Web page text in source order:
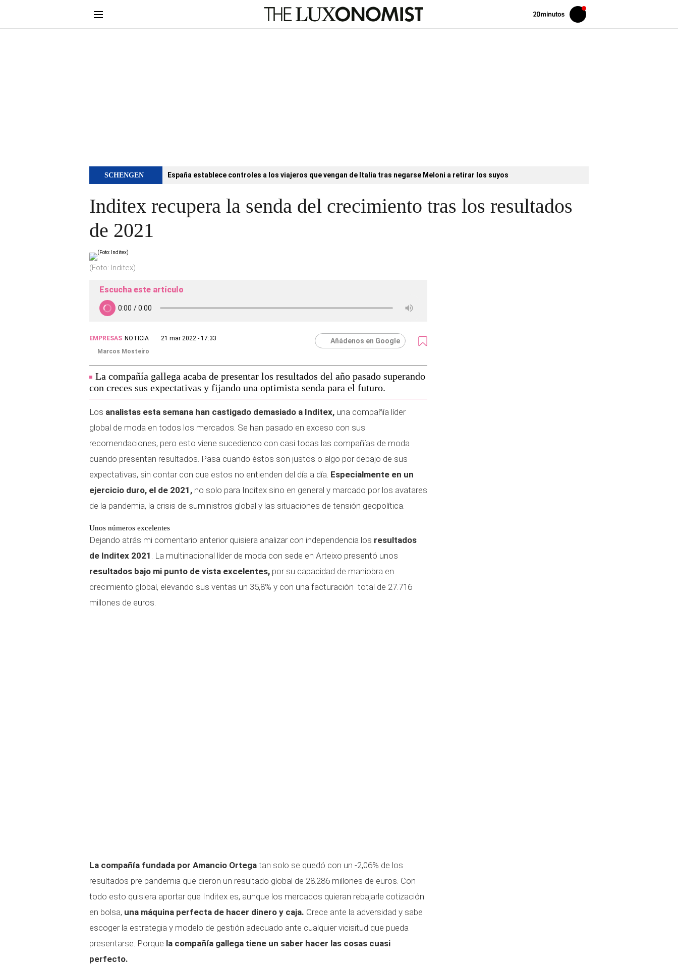
Volver
Iniciar
sesión
SCHENGEN España establece controles a los viajeros que vengan de Italia tras negarse Meloni a retirar los suyos
Inditex recupera la senda del crecimiento tras los resultados
de 2021
(Foto: Inditex)
Escucha este artículo
EMPRESAS NOTICIA
21 mar 2022 - 17:33
Marcos Mosteiro
Añádenos en Google
La compañía gallega acaba de presentar los resultados del año pasado superando
con creces sus expectativas y fijando una optimista senda para el futuro.
Los analistas esta semana han castigado demasiado a Inditex, una compañía líder
global de moda en todos los mercados. Se han pasado en exceso con sus
recomendaciones, pero esto viene sucediendo con casi todas las compañías de moda
cuando presentan resultados. Pasa cuando éstos son justos o algo por debajo de sus
expectativas, sin contar con que estos no entienden del día a día. Especialmente en un
ejercicio duro, el de 2021, no solo para Inditex sino en general y marcado por los avatares
de la pandemia, la crisis de suministros global y las situaciones de tensión geopolítica.
Unos números excelentes
Dejando atrás mi comentario anterior quisiera analizar con independencia los resultados
de Inditex 2021 . La multinacional líder de moda con sede en Arteixo presentó unos
resultados bajo mi punto de vista excelentes, por su capacidad de maniobra en
crecimiento global, elevando sus ventas un 35,8% y con una facturación total de 27.716
millones de euros.
La compañía fundada por Amancio Ortega tan solo se quedó con un -2,06% de los
resultados pre pandemia que dieron un resultado global de 28.286 millones de euros. Con
todo esto quisiera aportar que Inditex es, aunque los mercados quieran rebajarle cotización
en bolsa, una máquina perfecta de hacer dinero y caja. Crece ante la adversidad y sabe
escoger la estrategia y modelo de gestión adecuado ante cualquier vicisitud que pueda
presentarse. Porque la compañía gallega tiene un saber hacer las cosas cuasi
perfecto.